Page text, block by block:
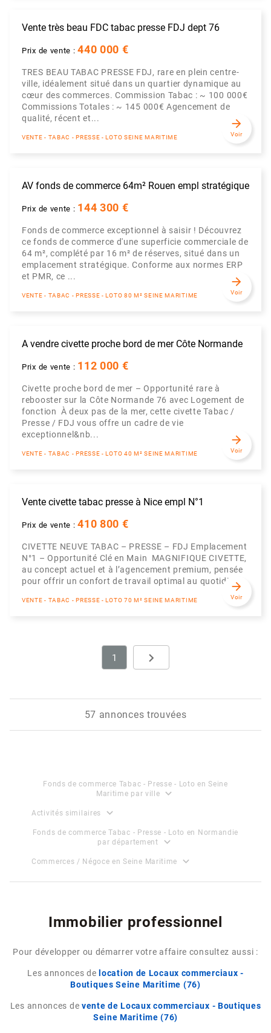
Vente très beau FDC tabac presse FDJ dept 76
Prix de vente :440 000 €
TRES BEAU TABAC PRESSE FDJ, rare en plein centre-
ville, idéalement situé dans un quartier dynamique au
cœur des commerces. Commission Tabac : ~ 100 000€
Commissions Totales : ~ 145 000€ Agencement de
qualité, récent et...
VENTE - TABAC - PRESSE - LOTO SEINE MARITIME
arrow_forward
Voir
AV fonds de commerce 64m² Rouen empl stratégique
Prix de vente : 144 300 €
Fonds de commerce exceptionnel à saisir ! Découvrez
ce fonds de commerce d'une superficie commerciale de
64 m², complété par 16 m² de réserves, situé dans un
emplacement stratégique. Conforme aux normes ERP
et PMR, ce ...
VENTE - TABAC - PRESSE - LOTO 80 M² SEINE MARITIME
arrow_forward
Voir
A vendre civette proche bord de mer Côte Normande
Prix de vente : 112 000 €
Civette proche bord de mer – Opportunité rare à
rebooster sur la Côte Normande 76 avec Logement de
fonction À deux pas de la mer, cette civette Tabac /
Presse / FDJ vous offre un cadre de vie
exceptionnel&nb...
VENTE - TABAC - PRESSE - LOTO 40 M² SEINE MARITIME
arrow_forward
Voir
Vente civette tabac presse à Nice empl N°1
Prix de vente :410 800 €
CIVETTE NEUVE TABAC – PRESSE – FDJ Emplacement
N°1 – Opportunité Clé en Main MAGNIFIQUE CIVETTE,
au concept actuel et à l’agencement premium, pensée
pour offrir un confort de travail optimal au quotidie...
VENTE - TABAC - PRESSE - LOTO 70 M² SEINE MARITIME
arrow_forward
Voir
1 navigate_next
57 annonces trouvées
Fonds de commerce Tabac - Presse - Loto en Seine
Maritime par ville
expand_more
Activités similaires expand_more
Fonds de commerce Tabac - Presse - Loto en Normandie
par département
expand_more
Commerces / Négoce en Seine Maritime expand_more
Immobilier professionnel
Pour développer ou démarrer votre affaire consultez aussi :
Les annonces de location de Locaux commerciaux -
Boutiques Seine Maritime (76)
Les annonces de vente de Locaux commerciaux - Boutiques
Seine Maritime (76)